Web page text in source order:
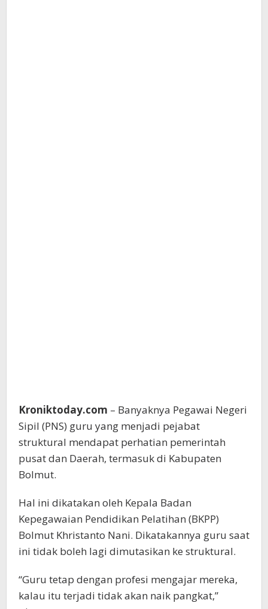
Kroniktoday.com – Banyaknya Pegawai Negeri
Sipil (PNS) guru yang menjadi pejabat
struktural mendapat perhatian pemerintah
pusat dan Daerah, termasuk di Kabupaten
Bolmut.
Hal ini dikatakan oleh Kepala Badan
Kepegawaian Pendidikan Pelatihan (BKPP)
Bolmut Khristanto Nani. Dikatakannya guru saat
ini tidak boleh lagi dimutasikan ke struktural.
“Guru tetap dengan profesi mengajar mereka,
kalau itu terjadi tidak akan naik pangkat,”